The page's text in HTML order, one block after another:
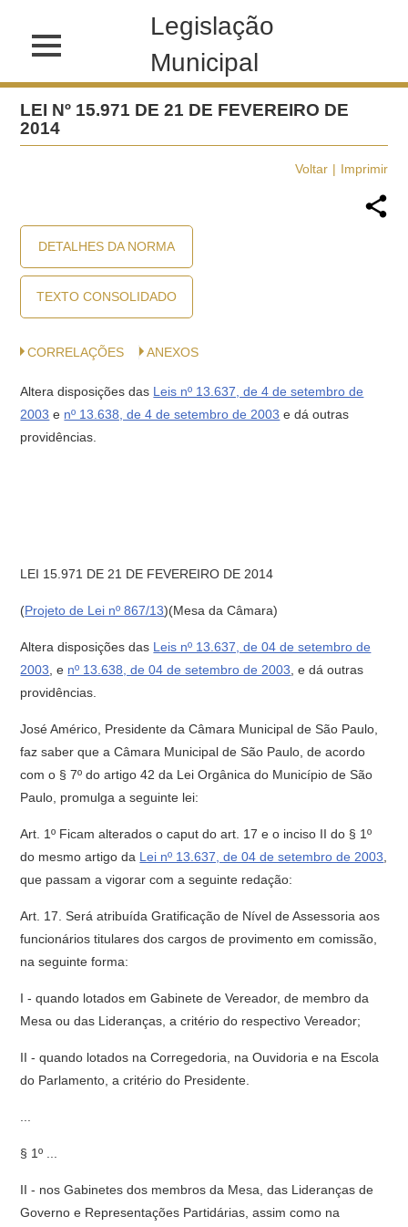
Legislação
Municipal
LEI Nº 15.971 DE 21 DE FEVEREIRO DE
2014
Voltar Imprimir
DETALHES DA NORMA
TEXTO CONSOLIDADO
CORRELAÇÕES ANEXOS
Altera disposições das Leis nº 13.637, de 4 de setembro de
2003 e nº 13.638, de 4 de setembro de 2003 e dá outras
providências.
LEI 15.971 DE 21 DE FEVEREIRO DE 2014
(Projeto de Lei nº 867/13)(Mesa da Câmara)
Altera disposições das Leis nº 13.637, de 04 de setembro de
2003 , e nº 13.638, de 04 de setembro de 2003 , e dá outras
providências.
José Américo, Presidente da Câmara Municipal de São Paulo,
faz saber que a Câmara Municipal de São Paulo, de acordo
com o § 7º do artigo 42 da Lei Orgânica do Município de São
Paulo, promulga a seguinte lei:
Art. 1º Ficam alterados o caput do art. 17 e o inciso II do § 1º
do mesmo artigo da Lei nº 13.637, de 04 de setembro de 2003
que passam a vigorar com a seguinte redação:
Art. 17. Será atribuída Gratificação de Nível de Assessoria aos
funcionários titulares dos cargos de provimento em comissão,
na seguinte forma:
I - quando lotados em Gabinete de Vereador, de membro da
Mesa ou das Lideranças, a critério do respectivo Vereador;
II - quando lotados na Corregedoria, na Ouvidoria e na Escola
do Parlamento, a critério do Presidente.
§ 1º ...
II - nos Gabinetes dos membros da Mesa, das Lideranças de
Governo e Representações Partidárias, assim como na